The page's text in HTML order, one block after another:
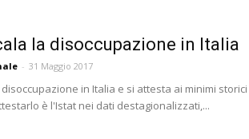
la disoccupazione in Italia
- 31 Maggio 2017
in Italia e si attesta ai minimi
è l'Istat nei dati destagionalizzati,...